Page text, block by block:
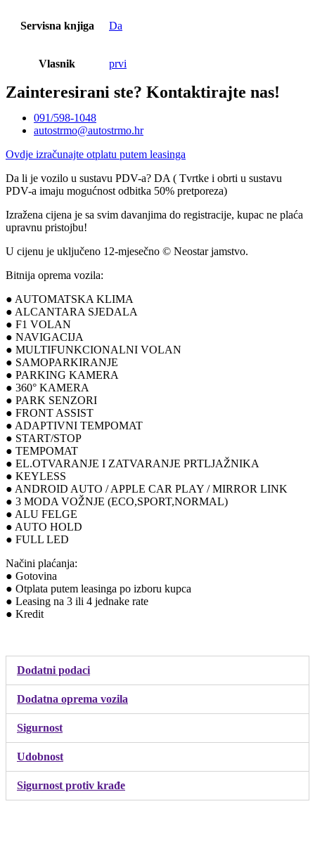
Servisna knjiga Da
Vlasnik prvi
Zainteresirani ste? Kontaktirajte nas!
091/598-1048
autostrmo@autostrmo.hr
Ovdje izračunajte otplatu putem leasinga
Da li je vozilo u sustavu PDV-a? DA ( Tvrtke i obrti u sustavu
PDV-a imaju mogućnost odbitka 50% pretporeza)
Izražena cijena je sa svim davanjima do registracije, kupac ne plaća
upravnu pristojbu!
U cijenu je uključeno 12-mjesečno © Neostar jamstvo.
Bitnija oprema vozila:
● AUTOMATSKA KLIMA
● ALCANTARA SJEDALA
● F1 VOLAN
● NAVIGACIJA
● MULTIFUNKCIONALNI VOLAN
● SAMOPARKIRANJE
● PARKING KAMERA
● 360° KAMERA
● PARK SENZORI
● FRONT ASSIST
● ADAPTIVNI TEMPOMAT
● START/STOP
● TEMPOMAT
● EL.OTVARANJE I ZATVARANJE PRTLJAŽNIKA
● KEYLESS
● ANDROID AUTO / APPLE CAR PLAY / MIRROR LINK
● 3 MODA VOŽNJE (ECO,SPORT,NORMAL)
● ALU FELGE
● AUTO HOLD
● FULL LED
Načini plaćanja:
● Gotovina
● Otplata putem leasinga po izboru kupca
● Leasing na 3 ili 4 jednake rate
● Kredit
Dodatni podaci
Dodatna oprema vozila
Sigurnost
Udobnost
Sigurnost protiv krađe